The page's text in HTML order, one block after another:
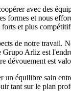
avec des
formes et nous
forts et plus
de notre travail.
Arliz est
dévouement est
un équilibre sain
tant sur le plan